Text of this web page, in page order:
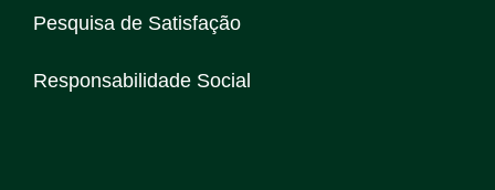
Pesquisa de Satisfação
Responsabilidade Social